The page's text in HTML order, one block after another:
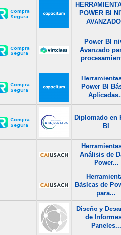
Compra
Segura
POWER BI
Compra
Segura
Power BI
Avanzado
Compra
Segura
Power BI
Compra
Segura
Diplomado en
BI
Análisis de
Power...
Básicas de
para...
Diseño y
de
Paneles...